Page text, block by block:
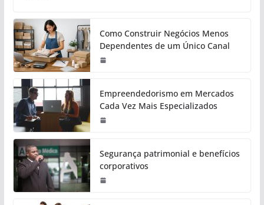
Como Construir Negócios Menos
Dependentes de um Único Canal
Empreendedorismo em Mercados
Cada Vez Mais Especializados
Segurança patrimonial e benefícios
corporativos